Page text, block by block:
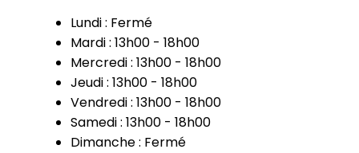
Lundi : Fermé
Mardi : 13h00 - 18h00
Mercredi : 13h00 - 18h00
Jeudi : 13h00 - 18h00
Vendredi : 13h00 - 18h00
Samedi : 13h00 - 18h00
Dimanche : Fermé